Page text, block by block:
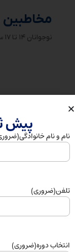
مخاطبین
نوجوانان ۱۴ تا ۱۷ ساله
پیش
نام و نام خانوادگی
تلفن(ضروری)
انتخاب دوره(ضروری)